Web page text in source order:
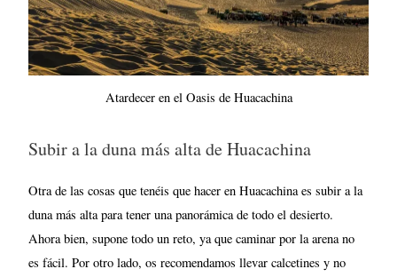
Atardecer en el Oasis de Huacachina
Subir a la duna más alta de Huacachina
Otra de las cosas que tenéis que hacer en Huacachina es subir a la
duna más alta para tener una panorámica de todo el desierto.
Ahora bien, supone todo un reto, ya que caminar por la arena no
es fácil. Por otro lado, os recomendamos llevar calcetines y no